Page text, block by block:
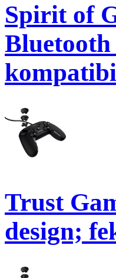
Spirit of
Trust
design;